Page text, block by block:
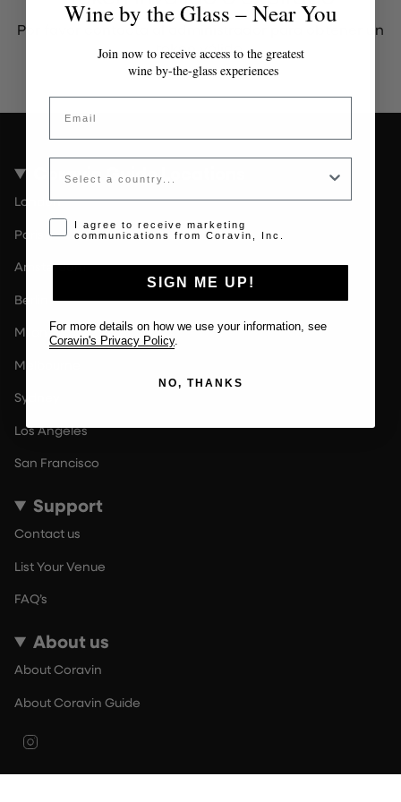
Por favor contacta al administrador para obtener un
token válido.
Coravin Guide Locations
London
Paris
Amsterdam
Berlin
Milan
Melbourne
Sydney
Los Angeles
San Francisco
Support
Contact us
List Your Venue
FAQ’s
About us
About Coravin
About Coravin Guide
Wine by the Glass – Near You
Join now to receive access to the greatest
wine by-the-glass experiences
Email
Country
Opt-in disclaimer
I agree to receive marketing
communications from Coravin, Inc.
SIGN ME UP!
For more details on how we use your information, see
Coravin's Privacy Policy
NO, THANKS